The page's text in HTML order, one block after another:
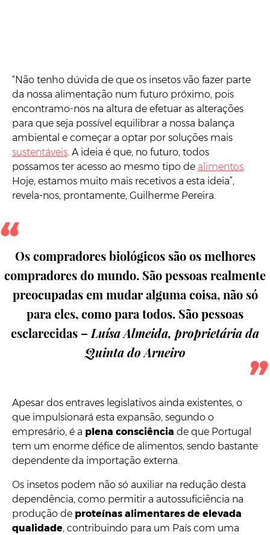
“Não tenho dúvida de que os insetos vão fazer parte
da nossa alimentação num futuro próximo, pois
encontramo-nos na altura de efetuar as alterações
para que seja possível equilibrar a nossa balança
ambiental e começar a optar por soluções mais
sustentáveis. A ideia é que, no futuro, todos
possamos ter acesso ao mesmo tipo de alimentos.
Hoje, estamos muito mais recetivos a esta ideia”,
revela-nos, prontamente, Guilherme Pereira.
Os compradores biológicos são os melhores
compradores do mundo. São pessoas realmente
preocupadas em mudar alguma coisa, não só
para eles, como para todos. São pessoas
esclarecidas – Luísa Almeida, proprietária da
Quinta do Arneiro
Apesar dos entraves legislativos ainda existentes, o
que impulsionará esta expansão, segundo o
empresário, é a plena consciência de que Portugal
tem um enorme défice de alimentos, sendo bastante
dependente da importação externa.
Os insetos podem não só auxiliar na redução desta
dependência, como permitir a autossuficiência na
produção de proteínas alimentares de elevada
qualidade, contribuindo para um País com uma